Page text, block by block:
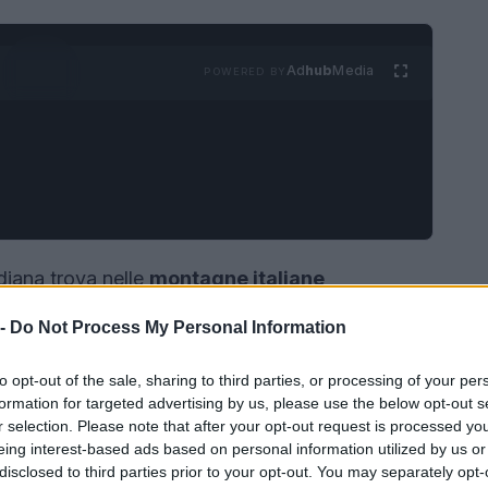
Do Not Process My Personal Information
opt-out of the sale, sharing to third parties, or processing of your
for targeted advertising by us, please use the below opt-out
selection. Please note that after your opt-out request is processed
interest-based ads based on personal information utilized by us
to third parties prior to your opt-out. You may separately
AdhubMedia
trova nellemontagne italiane
paesaggi mozzafiato, atmosfere rilassanti
molte di queste splendide destinazioni senza
collegamenti in treno. Di seguito vengono
ad accogliere gli appassionati per un inverno